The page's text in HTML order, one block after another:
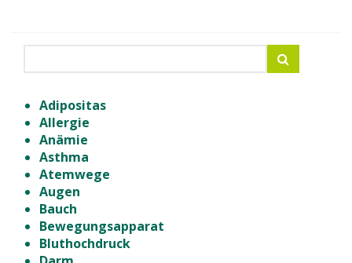
Adipositas
Allergie
Anämie
Asthma
Atemwege
Augen
Bauch
Bewegungsapparat
Bluthochdruck